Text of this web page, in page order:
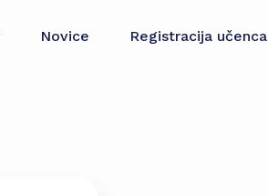
Novice Registracija učenca